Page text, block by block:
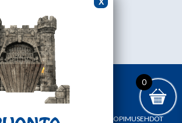
OMA TILI TILAUS- JA SOPIMUSEHDOT
0